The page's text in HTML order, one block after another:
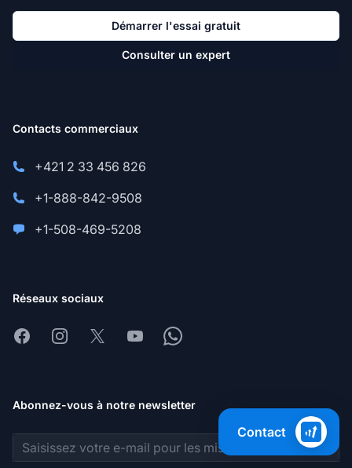
Démarrer l'essai gratuit
Consulter un expert
Contacts commerciaux
+421 2 33 456 826
+1-888-842-9508
+1-508-469-5208
Réseaux sociaux
FacebookInstagram
X YoutubeWhatsapp
Abonnez-vous à notre newsletter
Adresse e-mail
Contact